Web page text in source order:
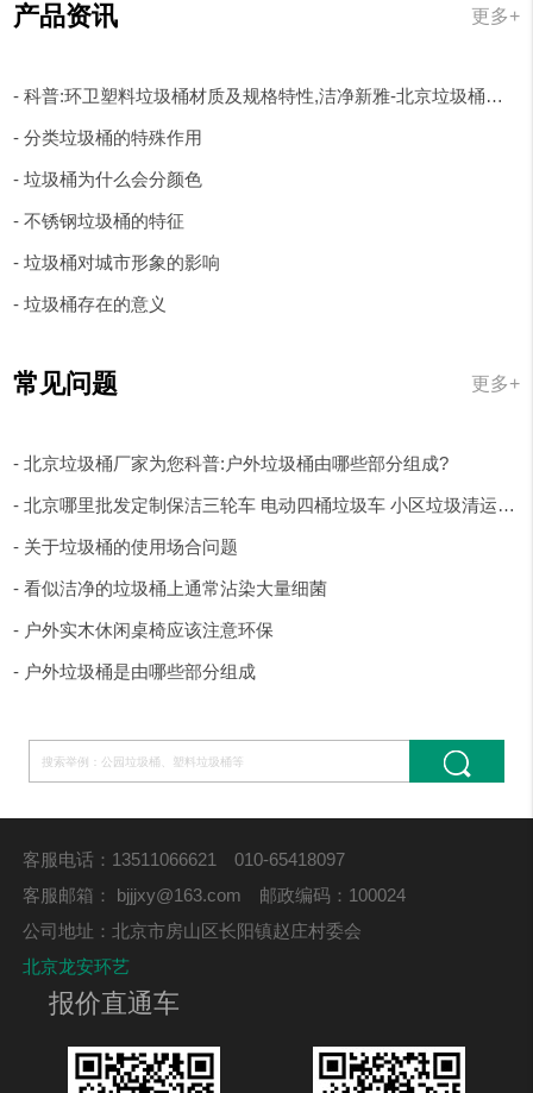
产品资讯 更多+
- 科普:环卫塑料垃圾桶材质及规格特性,洁净新雅-北京垃圾桶厂家
- 分类垃圾桶的特殊作用
- 垃圾桶为什么会分颜色
- 不锈钢垃圾桶的特征
- 垃圾桶对城市形象的影响
- 垃圾桶存在的意义
常见问题 更多+
- 北京垃圾桶厂家为您科普:户外垃圾桶由哪些部分组成?
- 北京哪里批发定制保洁三轮车 电动四桶垃圾车 小区垃圾清运车?
- 关于垃圾桶的使用场合问题
- 看似洁净的垃圾桶上通常沾染大量细菌
- 户外实木休闲桌椅应该注意环保
- 户外垃圾桶是由哪些部分组成
客服电话：13511066621 010-65418097
客服邮箱： bjjjxy@163.com 邮政编码：100024
公司地址：北京市房山区长阳镇赵庄村委会
北京龙安环艺
报价直通车